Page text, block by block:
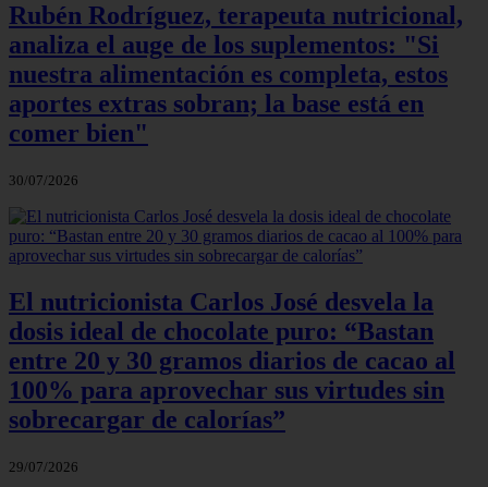
Rubén Rodríguez, terapeuta nutricional,
analiza el auge de los suplementos: "Si
nuestra alimentación es completa, estos
aportes extras sobran; la base está en
comer bien"
30/07/2026
El nutricionista Carlos José desvela la
dosis ideal de chocolate puro: “Bastan
entre 20 y 30 gramos diarios de cacao al
100% para aprovechar sus virtudes sin
sobrecargar de calorías”
29/07/2026